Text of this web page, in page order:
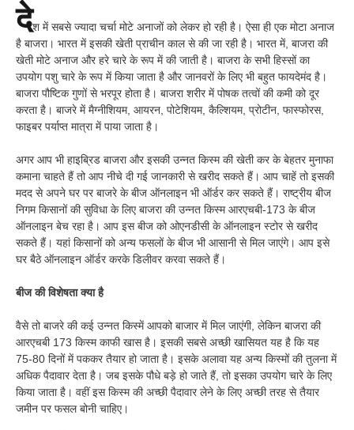
देश में सबसे ज्यादा चर्चा मोटे अनाजों को लेकर हो रही है। ऐसा ही एक मोटा अनाज
है बाजरा। भारत में इसकी खेती प्राचीन काल से की जा रही है। भारत में, बाजरा की
खेती मोटे अनाज और हरे चारे के रूप में की जाती है। बाजरा के सभी हिस्सों का
उपयोग पशु चारे के रूप में किया जाता है और जानवरों के लिए भी बहुत फायदेमंद है।
बाजरा पौष्टिक गुणों से भरपूर होता है। बाजरा शरीर में पोषक तत्वों की कमी को दूर
करता है। बाजरे में मैग्नीशियम, आयरन, पोटेशियम, कैल्शियम, प्रोटीन, फास्फोरस,
फाइबर पर्याप्त मात्रा में पाया जाता है।
अगर आप भी हाइब्रिड बाजरा और इसकी उन्नत किस्म की खेती कर के बेहतर मुनाफा
कमाना चाहते हैं तो आप नीचे दी गई जानकारी से खरीद सकते हैं। आप चाहें तो इसकी
मदद से अपने घर पर बाजरे के बीज ऑनलाइन भी ऑर्डर कर सकते हैं। राष्ट्रीय बीज
निगम किसानों की सुविधा के लिए बाजरा की उन्नत किस्म आरएचबी-173 के बीज
ऑनलाइन बेच रहा है। आप इस बीज को ओएनडीसी के ऑनलाइन स्टोर से खरीद
सकते हैं। यहां किसानों को अन्य फसलों के बीज भी आसानी से मिल जाएंगे। आप इसे
घर बैठे ऑनलाइन ऑर्डर करके डिलीवर करवा सकते हैं।
बीज की विशेषता क्या है
वैसे तो बाजरे की कई उन्नत किस्में आपको बाजार में मिल जाएंगी, लेकिन बाजरा की
आरएचबी 173 किस्म काफी खास है। इसकी सबसे अच्छी खासियत यह है कि यह
75-80 दिनों में पककर तैयार हो जाता है। इसके अलावा यह अन्य किस्मों की तुलना में
अधिक पैदावार देता है। जब इसके पौधे बड़े हो जाते हैं, तो इसका उपयोग चारे के लिए
किया जाता है। वहीं इस किस्म की अच्छी पैदावार लेने के लिए अच्छी तरह से तैयार
जमीन पर फसल बोनी चाहिए।